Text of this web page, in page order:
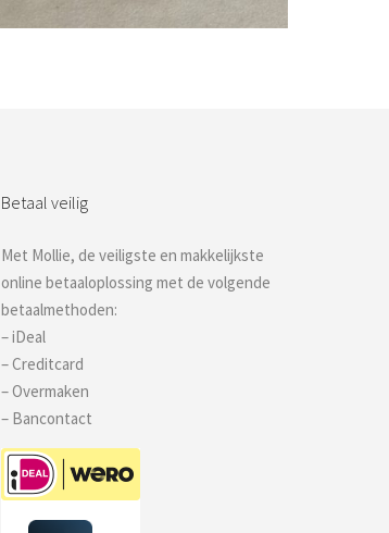
Betaal veilig
Met Mollie, de veiligste en makkelijkste
online betaaloplossing met de volgende
betaalmethoden:
– iDeal
– Creditcard
– Overmaken
– Bancontact